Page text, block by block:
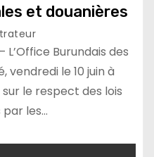
et douanières
L’Office Burundais des
vendredi le 10 juin à
le respect des lois
les…